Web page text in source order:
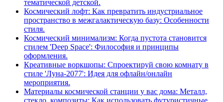
тематической детской.
Космический лофт: Как превратить индустриальное
пространство в межгалактическую базу: Особенности
стиля.
Космический минимализм: Когда пустота становится
стилем 'Deep Space': Философия и принципы
оформления.
Креативные воркшопы: Спроектируй свою комнату в
стиле 'Луна-2077': Идея для офлайн/онлайн
мероприятия.
Материалы космической станции у вас дома: Металл,